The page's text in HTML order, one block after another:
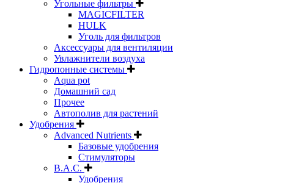
Угольные фильтры
MAGICFILTER
HULK
Уголь для фильтров
Аксессуары для вентиляции
Увлажнители воздуха
Гидропонные системы
Aqua pot
Домашний сад
Прочее
Автополив для растений
Удобрения
Advanced Nutrients
Базовые удобрения
Стимуляторы
B.A.C.
Удобрения